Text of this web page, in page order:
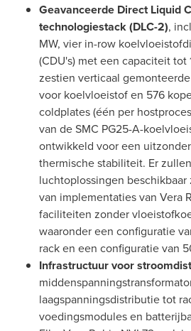
Geavanceerde Direct Liquid
technologiestack (DLC-2),
MW, vier in-row
(CDU's) met een capaciteit tot
zestien verticaal
voor koelvloeistof en 576
coldplates (één per
van de SMC PG25-A-
ontwikkeld voor een
thermische stabiliteit. Er
luchtoplossingen
van implementaties van Vera
faciliteiten zonder
waaronder een configuratie
rack en een configuratie van
Infrastructuur voor
laagspanningsdistributie tot
voedingsmodules en